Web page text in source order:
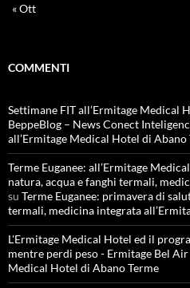
« Ott
COMMENTI
Settimane FIT all’Ermitage Medical
BeppeBlog – News Conect
all’Ermitage Medical Hotel di Abano
Terme Euganee: all’Ermitage
natura, acqua e fanghi termali,
su Terme Euganee: primavera di
termali, medicina integrata
L'Ermitage Medical Hotel ed il
mentre perdi peso - Ermitage Bel Air
Medical Hotel di Abano Terme